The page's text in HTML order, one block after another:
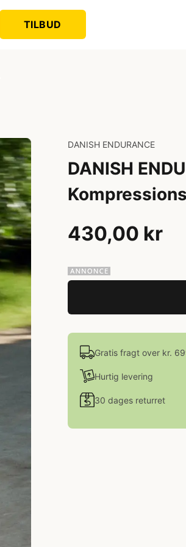
TILBUD
DANISH ENDURANCE
DANISH
430,00 kr
Gratis fragt over kr.
Hurtig levering
30 dages returret